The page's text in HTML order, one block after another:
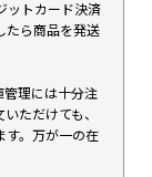
ットカード決済
たら商品を発送
理には十分注
ただけても、
す。万が一の在